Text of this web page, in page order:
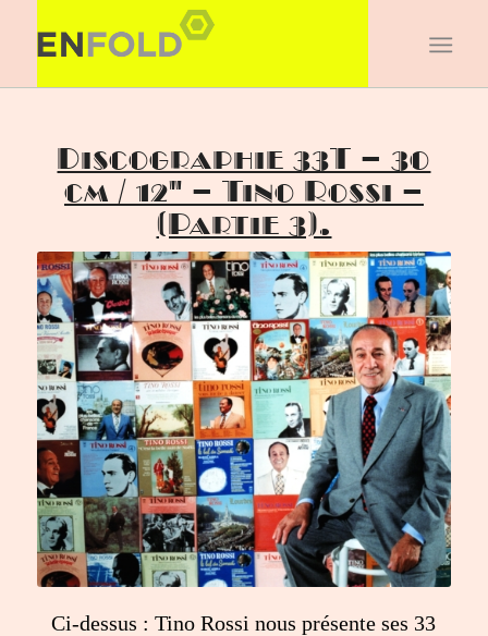
Discographie 33T – 30
cm / 12″ – Tino Rossi –
(Partie 3).
Ci-dessus : Tino Rossi nous présente ses 33